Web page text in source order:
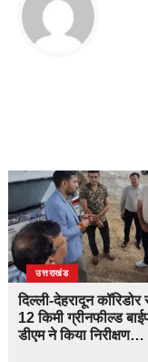
उत्तराखंड
दिल्ली-देहरादून
12 किमी ग्रीनफील्ड
डीएम ने किया निरीक्षण…